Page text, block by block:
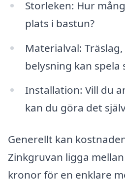
Storleken: Hur
plats i bastun?
Materialval:
belysning kan spela
Installation: Vill du
kan du göra det
Generellt kan
Zinkgruvan ligga
kronor för en enklare